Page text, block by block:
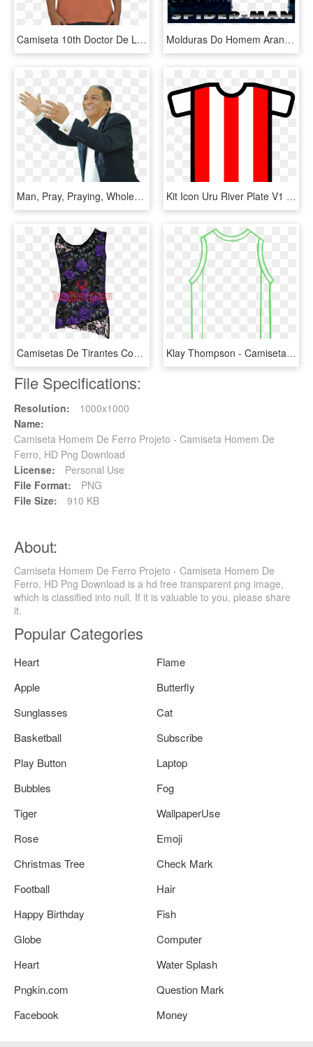
Camiseta 10th Doctor De Lorran Neryna - Camiseta Sistema De Informação, HD Png Download Molduras Do Homem Aranha - Ima De Geladeira Homem Aranha, HD Png Download
Man, Pray, Praying, Wholesale - Png De Homem Orando, Transparent Png Kit Icon Uru River Plate V1 - Camiseta De River Icon Png, Transparent Png
Camisetas De Tirantes Con Encaje, HD Png Download Klay Thompson - Camiseta De Basquet Dibujo, HD Png Download
File Specifications:
Resolution:
1000x1000
Name:
Camiseta Homem De Ferro Projeto - Camiseta Homem De
Ferro, HD Png Download
License:
Personal Use
File Format:
PNG
File Size:
910 KB
About:
Camiseta Homem De Ferro Projeto - Camiseta Homem De
Ferro, HD Png Download is a hd free transparent png image,
which is classified into null. If it is valuable to you, please share
it.
Popular Categories
Heart
Flame
Apple
Butterfly
Sunglasses
Cat
Basketball
Subscribe
Play Button
Laptop
Bubbles
Fog
Tiger
WallpaperUse
Rose
Emoji
Christmas Tree
Check Mark
Football
Hair
Happy Birthday
Fish
Globe
Computer
Heart
Water Splash
Pngkin.com
Question Mark
Facebook
Money